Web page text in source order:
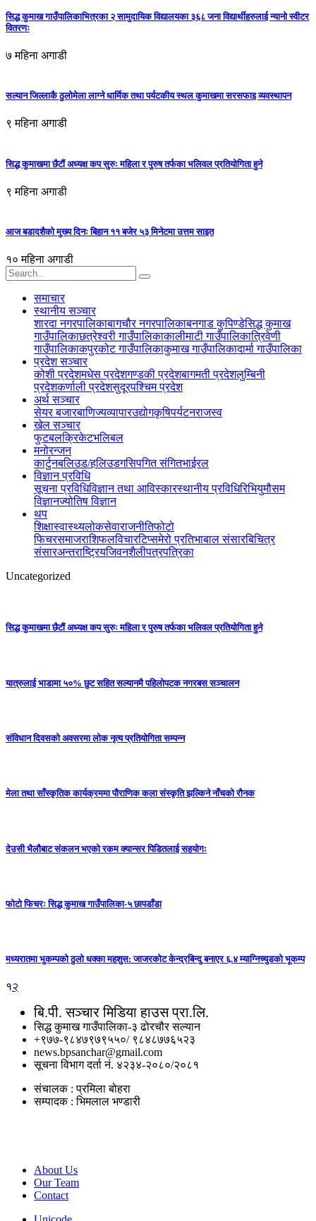
सिद्ध कुमाख गाउँपालिकाभित्रका २ सामुदायिक विद्यालयका ३६८ जना विद्यार्थीहरुलाई न्यानो स्वीटर
वितरणः
७ महिना अगाडी
सल्यान जिल्लाकै ठुलोमेला लाग्ने धार्मिक तथा पर्यटकीय स्थल कुमाखमा सरसफाइ व्यवस्थापन
९ महिना अगाडी
सिद्ध कुमाखमा छैटौं अध्यक्ष कप सुरुः महिला र पुरुष तर्फका भलिवल प्रतियोगिता हुने
९ महिना अगाडी
आज बडादशैको मुख्य दिनः बिहान ११ बजेर ५३ मिनेटमा उत्तम साइत
१० महिना अगाडी
समाचार
स्थानीय सञ्‍चार
शारदा नगरपालिकाबागचौर नगरपालिकाबनगाड कुपिण्डेसिद्ध कुमाख
गाउँपालिकाछत्रेश्वरी गाउँपालिकाकालीमाटी गाउँपालिकात्रिवेणी
गाउँपालिकाकपुरकोट गाउँपालिकाकुमाख गाउँपालिकादार्मा गाउँपालिका
प्रदेश सञ्‍चार
कोशी प्रदेशमधेस प्रदेशगण्डकी प्रदेशबागमती प्रदेशलुम्बिनी
प्रदेशकर्णाली प्रदेशसुदूरपश्चिम प्रदेश
अर्थ सञ्‍चार
सेयर बजारबाणिज्यव्यापारउद्योगकृषिपर्यटनराजस्व
खेल सञ्‍चार
फुटबलक्रिकेटभलिबल
मनोरन्जन
कार्टुनबलिउड/हलिउडगसिपगित संगितभाईरल
विज्ञान प्रविधि
सूचना प्रविधिविज्ञान तथा आविस्कारस्थानीय प्रविधिरिभियुमौसम
विज्ञानज्योतिष विज्ञान
थप
शिक्षास्वास्थ्यलोकसेवाराजनीतिफोटो
फिचरसमाजराशिफलविचारटिप्समेरो प्रतिभाबाल संसारबिचित्र
संसारअन्तराष्ट्रियजिवनशैलीपत्रपत्रिका
Uncategorized
सिद्ध कुमाखमा छैटौं अध्यक्ष कप सुरुः महिला र पुरुष तर्फका भलिवल प्रतियोगिता हुने
यात्रुलाई भाडामा ५०% छुट सहित सल्यानमै पहिलोपटक नगरबस सञ्चालन
संविधान दिवसको अवसरमा लोक नृत्य प्रतियोगिता सम्पन्न
मेला तथा साँस्कृतिक कार्यक्रममा पौराणिक कला संस्कृति झल्किने नाँचको रौनक
देउसी भैलौबाट संकलन भएको रकम क्यान्सर पिडितलाई सहयोगः
फोटो फिचरः सिद्ध कुमाख गाउँपालिका-५ छापडाँडा
मध्यरातमा भुकम्पको ठुलो धक्का महशुस: जाजरकोट केन्द्रबिन्दु बनाएर ६.४ म्याग्निच्युडको भूकम्प
१२
बि.पी. सञ्‍चार मिडिया हाउस प्रा.लि.
सिद्ध कुमाख गाउँपालिका-३ ढोरचौर सल्यान
+९७७-९८४७९७९५५०/ ९८४८७७६५२३
news.bpsanchar@gmail.com
सूचना विभाग दर्ता नं. ४२३४-२०८०/२०८१
संचालक : प्रमिला बोहरा
सम्पादक : भिमलाल भण्डारी
About Us
Our Team
Contact